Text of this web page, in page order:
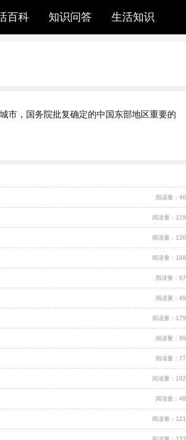
百科 知识问答 生活知识
市，国务院批复确定的中国东部地区重要的
阅读量：46
阅读量：119
阅读量：126
阅读量：168
阅读量：67
阅读量：49
阅读量：179
阅读量：99
阅读量：77
阅读量：192
阅读量：48
阅读量：121